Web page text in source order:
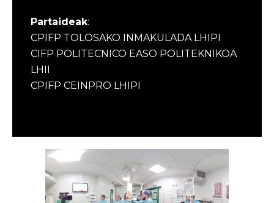
Partaideak:
CPIFP TOLOSAKO INMAKULADA LHIPI
CIFP POLITECNICO EASO POLITEKNIKOA
LHII
CPIFP CEINPRO LHIPI